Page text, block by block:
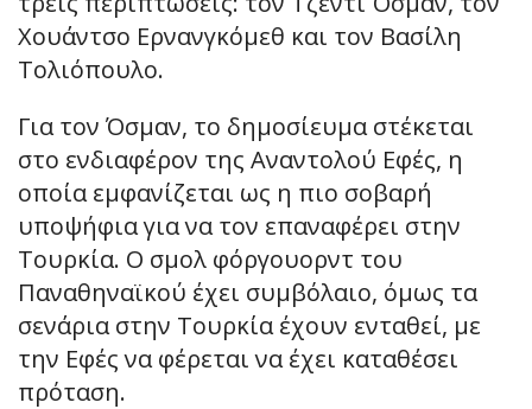
Χουάντσο Ερνανγκόμεθ και τον Βασίλη
Τολιόπουλο.
Για τον Όσμαν, το δημοσίευμα στέκεται
στο ενδιαφέρον της Αναντολού Εφές, η
οποία εμφανίζεται ως η πιο σοβαρή
υποψήφια για να τον επαναφέρει στην
Τουρκία. Ο σμολ φόργουορντ του
Παναθηναϊκού έχει συμβόλαιο, όμως τα
σενάρια στην Τουρκία έχουν ενταθεί, με
την Εφές να φέρεται να έχει καταθέσει
πρόταση.